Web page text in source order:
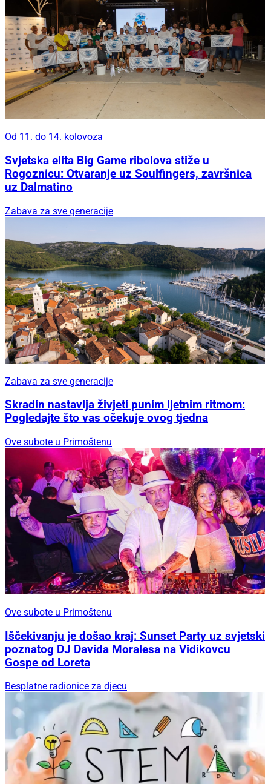
Od 11. do 14. kolovoza
Svjetska elita Big Game ribolova stiže u
Rogoznicu: Otvaranje uz Soulfingers, završnica
uz Dalmatino
Zabava za sve generacije
Zabava za sve generacije
Skradin nastavlja živjeti punim ljetnim ritmom:
Pogledajte što vas očekuje ovog tjedna
Ove subote u Primoštenu
Ove subote u Primoštenu
Iščekivanju je došao kraj: Sunset Party uz svjetski
poznatog DJ Davida Moralesa na Vidikovcu
Gospe od Loreta
Besplatne radionice za djecu